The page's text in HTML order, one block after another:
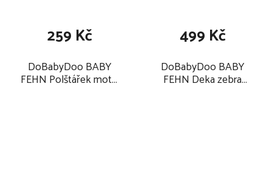
DoBabyDoo BABY
FEHN Polštářek motýl
259 Kč
DoBabyDoo BABY
FEHN Deka zebra
499 Kč